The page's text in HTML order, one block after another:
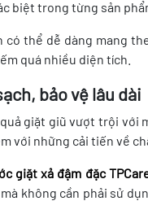
biệt trong từng sản
có thể dễ dàng mang
quá nhiều diện tích.
bảo vệ lâu dài
giặt giũ vượt trội với
với những cải tiến về
giặt xả đậm đặc
không cần phải sử